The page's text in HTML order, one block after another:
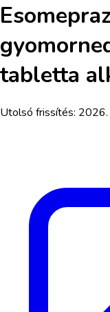
tabletta
Utolsó frissítés: